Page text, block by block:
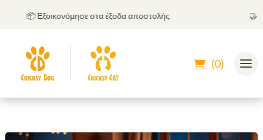
📦 Εξοικονόμησε στα έξοδα αποστολής
(0)